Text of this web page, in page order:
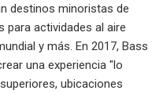
destinos minoristas de
para actividades al aire
y más. En 2017, Bass
una experiencia "lo
ubicaciones